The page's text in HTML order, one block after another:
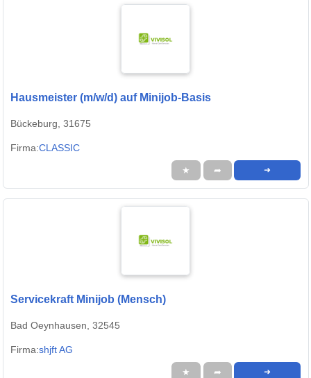
Hausmeister (m/w/d) auf Minijob-Basis
Bückeburg, 31675
Firma:CLASSIC
★ ➦ ➜
Servicekraft Minijob (Mensch)
Bad Oeynhausen, 32545
Firma:shjft AG
★ ➦ ➜